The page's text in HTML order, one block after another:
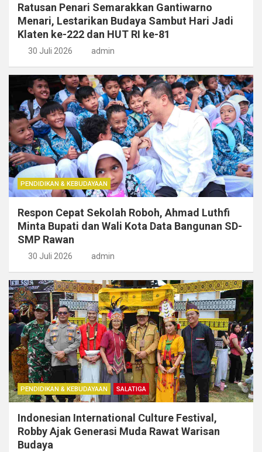
Ratusan Penari Semarakkan Gantiwarno
Menari, Lestarikan Budaya Sambut Hari Jadi
Klaten ke-222 dan HUT RI ke-81
30 Juli 2026 admin
PENDIDIKAN & KEBUDAYAAN
Respon Cepat Sekolah Roboh, Ahmad Luthfi
Minta Bupati dan Wali Kota Data Bangunan SD-
SMP Rawan
30 Juli 2026 admin
PENDIDIKAN & KEBUDAYAAN SALATIGA
Indonesian International Culture Festival,
Robby Ajak Generasi Muda Rawat Warisan
Budaya